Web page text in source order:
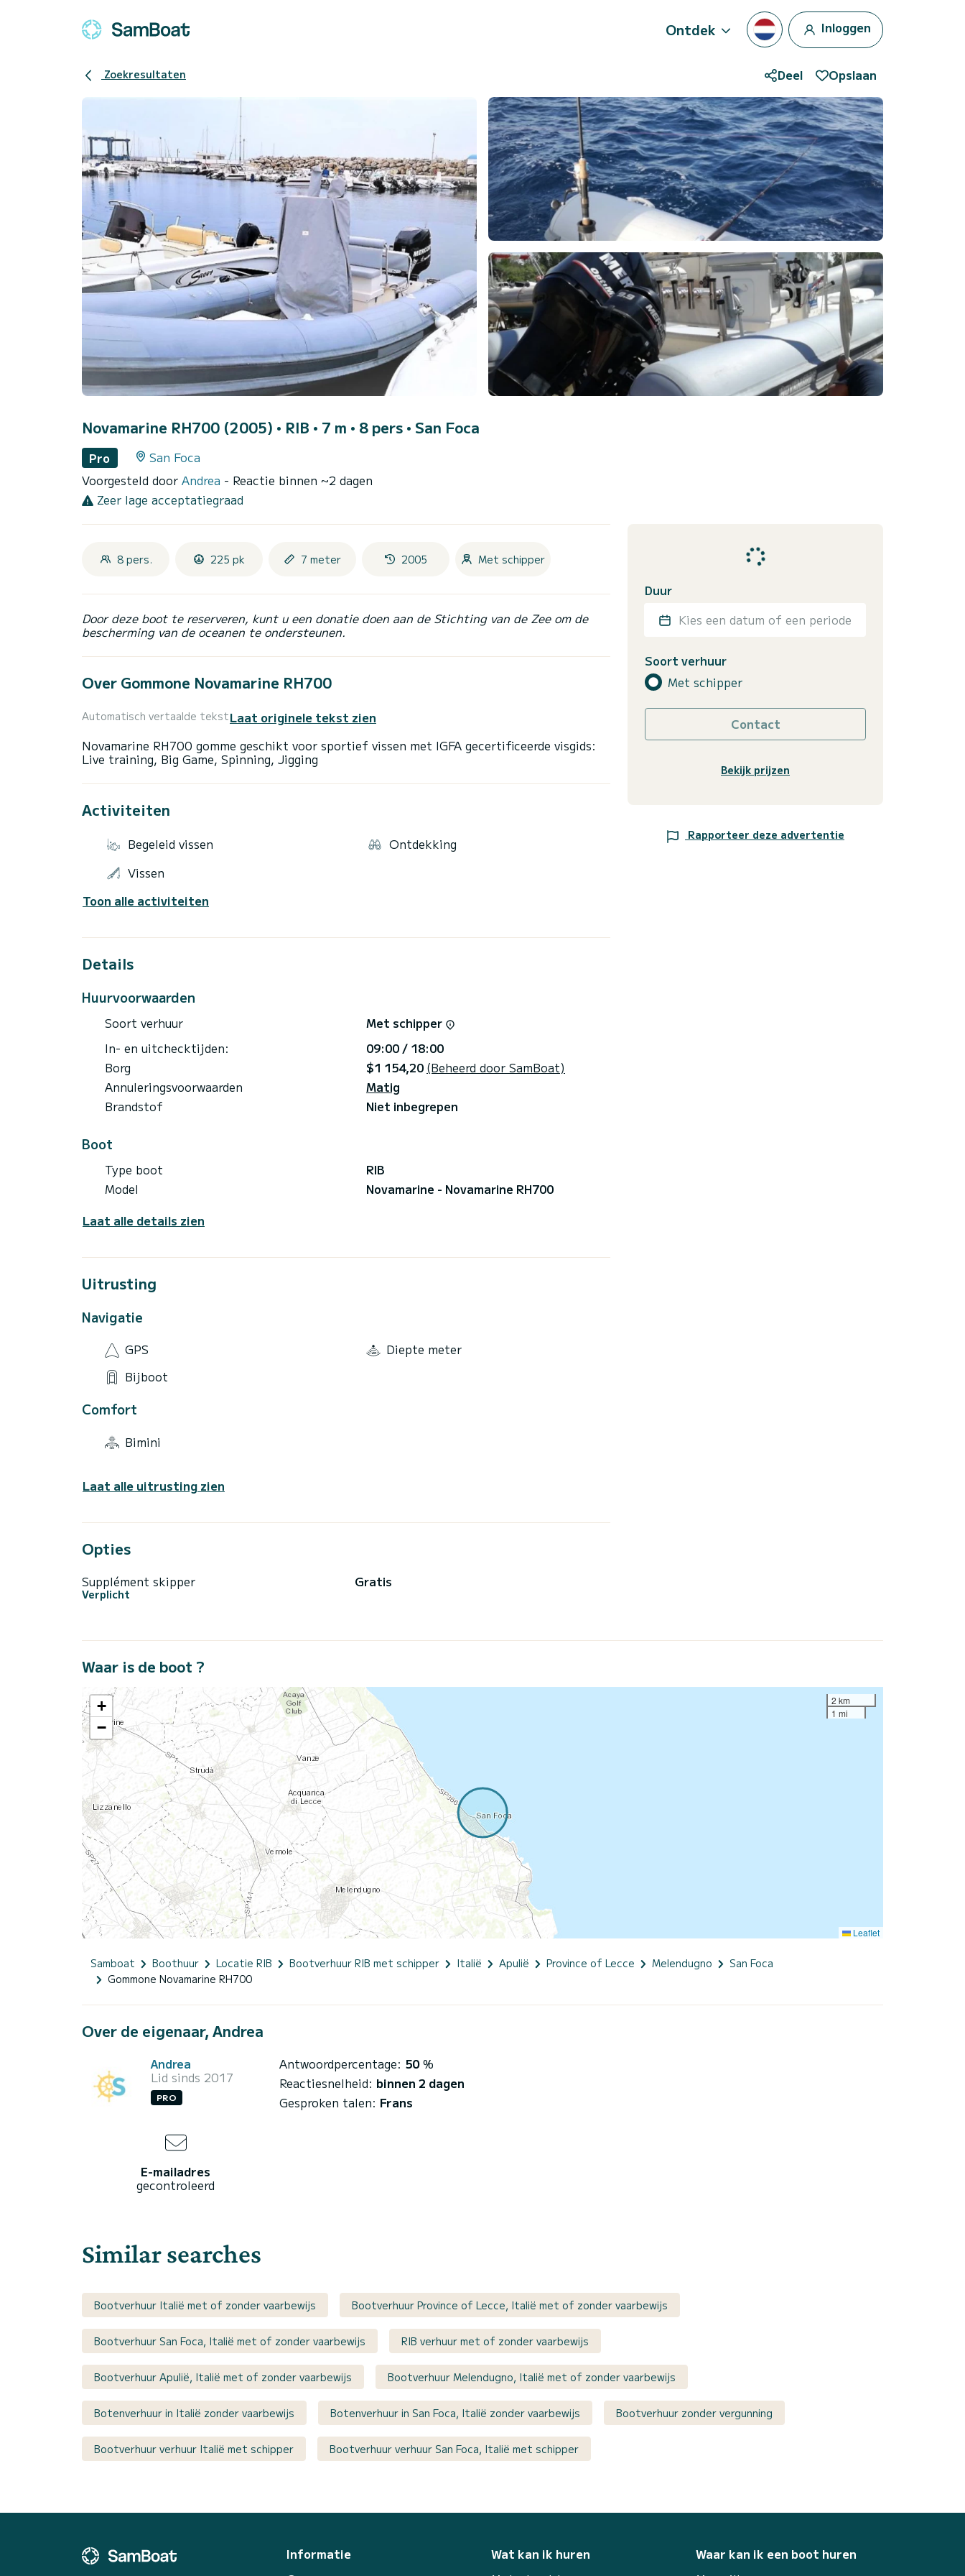
Ontdek Inloggen
Zoekresultaten Deel Opslaan
Novamarine RH700 (2005) • RIB • 7 m • 8 pers • San Foca
Pro
San Foca
Voorgesteld door Andrea - Reactie binnen ~2 dagen
Zeer lage acceptatiegraad
8 pers. 225 pk 7 meter 2005 Met schipper
Door deze boot te reserveren, kunt u een donatie doen aan de Stichting van de Zee om de
bescherming van de oceanen te ondersteunen.
Over Gommone Novamarine RH700
Automatisch vertaalde tekstLaat originele tekst zien
Novamarine RH700 gomme geschikt voor sportief vissen met IGFA gecertificeerde visgids:
Activiteiten
Begeleid vissen
Ontdekking
Vissen
Toon alle activiteiten
Details
Huurvoorwaarden
Soort verhuur
Met schipper
In- en uitchecktijden:
09:00 / 18:00
Borg
$1 154,20 (Beheerd door SamBoat)
Annuleringsvoorwaarden
Matig
Brandstof
Niet inbegrepen
Boot
Type boot
RIB
Model
Novamarine - Novamarine RH700
Laat alle details zien
Uitrusting
Navigatie
GPS
Diepte meter
Bijboot
Comfort
Bimini
Laat alle uitrusting zien
Opties
Supplément skipper
Verplicht
Gratis
Duur
Kies een datum of een periode
Soort verhuur
Met schipper
Contact
Bekijk prijzen
Rapporteer deze advertentie
Waar is de boot ?
+
−
2 km
1 mi
Leaflet
Samboat Boothuur Locatie RIB Bootverhuur RIB met schipper Italië Apulië Province of Lecce Melendugno
San Foca
Gommone Novamarine RH700
Over de eigenaar, Andrea
Andrea
Lid sinds 2017
PRO
Antwoordpercentage: 50%
Reactiesnelheid: binnen 2 dagen
Gesproken talen: Frans
E-mailadres
gecontroleerd
Similar searches
Bootverhuur Italië met of zonder vaarbewijs Bootverhuur Province of Lecce, Italië met of zonder vaarbewijs
Bootverhuur San Foca, Italië met of zonder vaarbewijs RIB verhuur met of zonder vaarbewijs
Bootverhuur Apulië, Italië met of zonder vaarbewijs Bootverhuur Melendugno, Italië met of zonder vaarbewijs
Botenverhuur in Italië zonder vaarbewijs Botenverhuur in San Foca, Italië zonder vaarbewijs Bootverhuur zonder vergunning
Bootverhuur verhuur Italië met schipper Bootverhuur verhuur San Foca, Italië met schipper
Informatie
Wat kan ik huren
Waar kan ik een boot huren